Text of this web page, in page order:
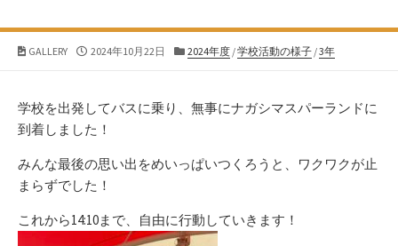
GALLERY
公
2024年10月22日
カ
リ
ー
2024年度 /学校活動の様子 /3年
学校を出発してバスに乗り、無事にナガシマスパーランドに
到着しました！
みんな最後の思い出をめいっぱいつくろうと、ワクワクが止
まらずでした！
これから14:10まで、自由に行動していきます！